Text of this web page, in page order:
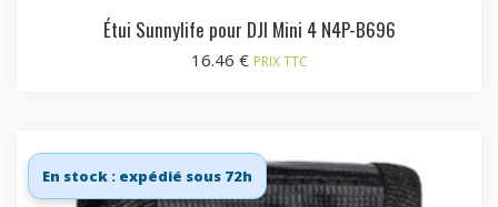
Étui Sunnylife pour DJI Mini 4 N4P-B696
16.46 € PRIX TTC
En stock : expédié sous 72h